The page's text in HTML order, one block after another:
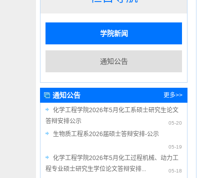
学院新闻
通知公告
更多>>
通知公告
05-20
化学工程学院2026年5月化工系硕士研究生论文
答辩安排公示
05-19
生物质工程系2026届硕士答辩安排-公示
05-18
化学工程学院2026年5月化工过程机械、动力工
程专业硕士研究生学位论文答辩安排...